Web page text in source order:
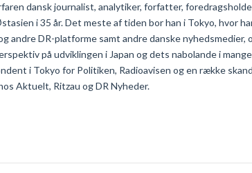
dansk journalist, analytiker, forfatter,
i 35 år. Det meste af tiden bor han i Tokyo, hvor
andre DR-platforme samt andre danske nyhedsmedier,
på udviklingen i Japan og dets nabolande i
i Tokyo for Politiken, Radioavisen og en række
Aktuelt, Ritzau og DR Nyheder.